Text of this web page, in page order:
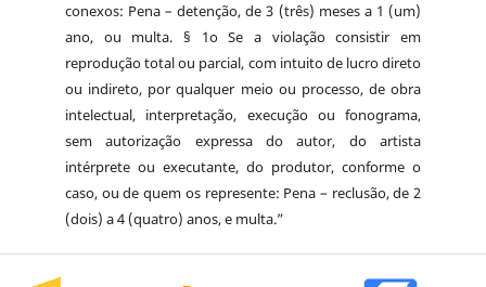
conexos: Pena – detenção, de 3 (três) meses a 1 (um)
ano, ou multa. § 1o Se a violação consistir em
reprodução total ou parcial, com intuito de lucro direto
ou indireto, por qualquer meio ou processo, de obra
intelectual, interpretação, execução ou fonograma,
sem autorização expressa do autor, do artista
intérprete ou executante, do produtor, conforme o
caso, ou de quem os represente: Pena – reclusão, de 2
(dois) a 4 (quatro) anos, e multa.”